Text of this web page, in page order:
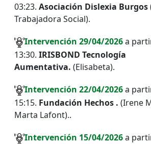
03:23. Asociación Dislexia Burgos
Trabajadora Social).
Intervención 29/04/2026a
13:30. IRISBOND Tecnología
Aumentativa. (Elisabeta).
Intervención 22/04/2026a
15:15. Fundación Hechos . (Irene
Marta Lafont)..
Intervención 15/04/2026a